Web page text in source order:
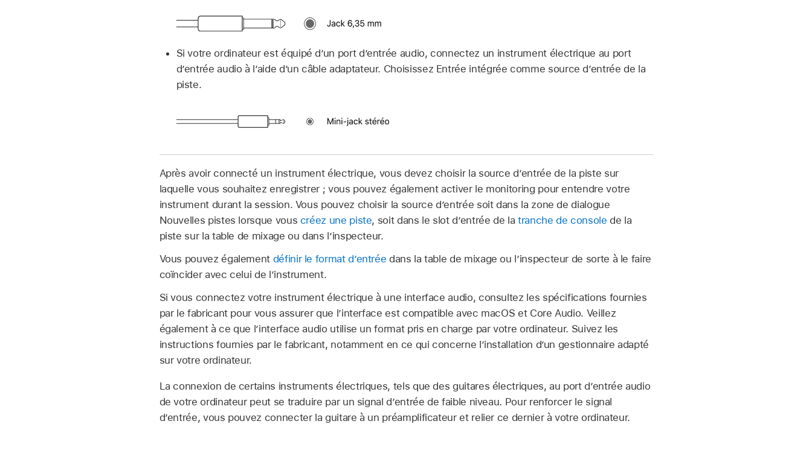
Si votre ordinateur est équipé d’un port d’entrée audio, connectez un instrument électrique au port
d’entrée audio à l’aide d’un câble adaptateur. Choisissez Entrée intégrée comme source d’entrée de la
piste.
Après avoir connecté un instrument électrique, vous devez choisir la source d’entrée de la piste sur
laquelle vous souhaitez enregistrer ; vous pouvez également activer le monitoring pour entendre votre
instrument durant la session. Vous pouvez choisir la source d’entrée soit dans la zone de dialogue
Nouvelles pistes lorsque vous créez une piste, soit dans le slot d’entrée de la tranche de console de la
piste sur la table de mixage ou dans l’inspecteur.
Vous pouvez également définir le format d’entrée dans la table de mixage ou l’inspecteur de sorte à le faire
coïncider avec celui de l’instrument.
Si vous connectez votre instrument électrique à une interface audio, consultez les spécifications fournies
par le fabricant pour vous assurer que l’interface est compatible avec macOS et Core Audio. Veillez
également à ce que l’interface audio utilise un format pris en charge par votre ordinateur. Suivez les
instructions fournies par le fabricant, notamment en ce qui concerne l’installation d’un gestionnaire adapté
sur votre ordinateur.
La connexion de certains instruments électriques, tels que des guitares électriques, au port d’entrée audio
de votre ordinateur peut se traduire par un signal d’entrée de faible niveau. Pour renforcer le signal
d’entrée, vous pouvez connecter la guitare à un préamplificateur et relier ce dernier à votre ordinateur.